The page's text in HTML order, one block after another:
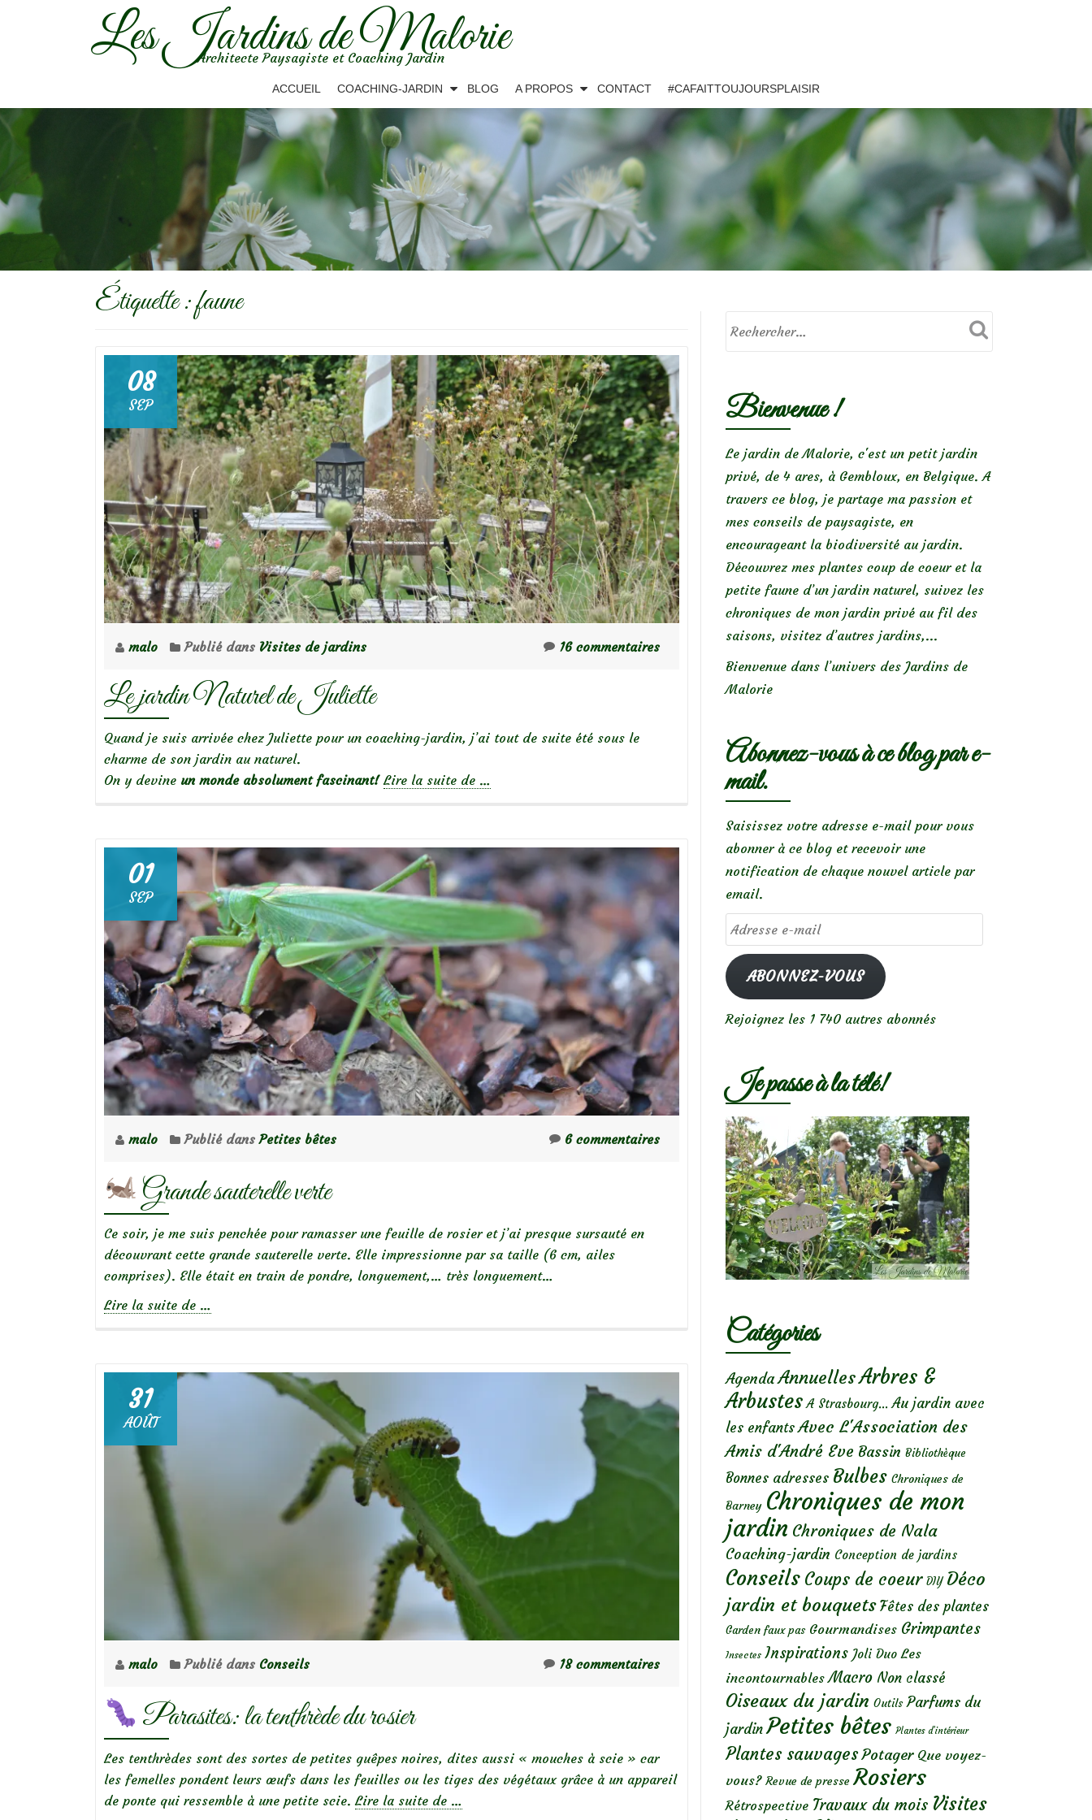
Les Jardins de Malorie
Architecte Paysagiste et Coaching Jardin
ACCUEIL COACHING-JARDIN BLOG A PROPOS CONTACT #CAFAITTOUJOURSPLAISIR
Étiquette :faune
08
SEP
malo Publié dans Visites de jardins 16 commentaires
Le jardin Naturel de Juliette
Quand je suis arrivée chez Juliette pour un coaching-jardin, j’ai tout de suite été sous le
charme de son jardin au naturel.
On y devine un monde absolument fascinant! Lire la suite de
Naturel
de
Juliette
…
01
SEP
malo Publié dansPetites bêtes 6 commentaires
Grande sauterelle verte
Ce soir, je me suis penchée pour ramasser une feuille de rosier et j’ai presque sursauté en
découvrant cette grande sauterelle verte. Elle impressionne par sa taille (6 cm, ailes
comprises). Elle était en train de pondre, longuement,… très longuement…
Lire la suite de …
31
AOÛT
malo Publié dans Conseils 18 commentaires
Parasites: la tenthrède du rosier
Les tenthrèdes sont des sortes de petites guêpes noires, dites aussi « mouches à scie » car
les femelles pondent leurs œufs dans les feuilles ou les tiges des végétaux grâce à un appareil
de ponte qui ressemble à une petite scie. Lire la suite de à
…
Bienvenue !
Le jardin de Malorie, c'est un petit jardin
privé, de 4 ares, à Gembloux, en Belgique. A
travers ce blog, je partage ma passion et
mes conseils de paysagiste, en
encourageant la biodiversité au jardin.
Découvrez mes plantes coup de coeur et la
petite faune d’un jardin naturel, suivez les
chroniques de mon jardin privé au fil des
saisons, visitez d’autres jardins,...
Bienvenue dans l’univers des Jardins de
Malorie
Abonnez-vous à ce blog par e-
mail.
Saisissez votre adresse e-mail pour vous
abonner à ce blog et recevoir une
notification de chaque nouvel article par
email.
Adresse
e-
mailABONNEZ-VOUS
Rejoignez les 1 740 autres abonnés
Je passe à la télé!
Catégories
Agenda AnnuellesArbres &
Arbustes A Strasbourg... Au jardin avec
les enfants Avec L'Association des
Amis d'André Eve Bassin Bibliothèque
Bonnes adresses Bulbes Chroniques de
Barney Chroniques de mon
jardin Chroniques de Nala
Coaching-jardin Conception de jardins
Conseils Coups de coeur DIY Déco
jardin et bouquets Fêtes des plantes
Garden faux pas Gourmandises Grimpantes
Insectes Inspirations Joli Duo Les
incontournables Macro Non classé
Oiseaux du jardin Outils Parfums du
jardin Petites bêtes Plantes d’intérieur
Plantes sauvages Potager Que voyez-
vous? Revue de presse Rosiers
Rétrospective Travaux du mois Visites